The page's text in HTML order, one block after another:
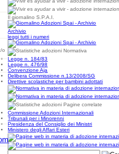
o
Il giornalino S.P.A.I.
Archivio
leggi tutti i numeri
Normativa
Legge n. 184/83
Legge n. 476/98
Convenzione Aja
Delibera Commissione n.13/2008/SG
Direttive scolastiche per bambini adottati
Pagine correlate
Commissione Adozioni Internazionali
Tribunali per i Minorenni
Presidenza del Consiglio dei Ministri
Ministero degli Affari Esteri